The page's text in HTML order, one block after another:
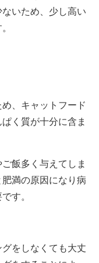
いため、少し高い
、キャットフード
く質が十分に含ま
飯多く与えてしま
満の原因になり病
す。
をしなくても大丈